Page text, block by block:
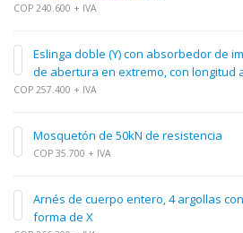
COP 240.600 + IVA
Eslinga doble (Y) con absorbedor de
de abertura en extremo, con longitud
COP 257.400 + IVA
Mosquetón de 50kN de resistencia
COP 35.700 + IVA
Arnés de cuerpo entero, 4 argollas
forma de X